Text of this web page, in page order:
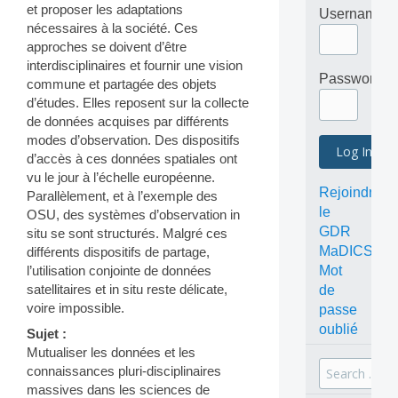
et proposer les adaptations
nécessaires à la société. Ces
approches se doivent d’être
interdisciplinaires et fournir une vision
commune et partagée des objets
d’études. Elles reposent sur la collecte
de données acquises par différents
modes d’observation. Des dispositifs
d’accès à ces données spatiales ont
vu le jour à l’échelle européenne.
Parallèlement, et à l’exemple des
OSU, des systèmes d’observation in
situ se sont structurés. Malgré ces
différents dispositifs de partage,
l’utilisation conjointe de données
satellitaires et in situ reste délicate,
voire impossible.
Sujet :
Mutualiser les données et les
connaissances pluri-disciplinaires
massives dans les sciences de
Username
Password
Rejoindre
le
GDR
MaDICS
Mot
de
passe
oublié
Search
for: